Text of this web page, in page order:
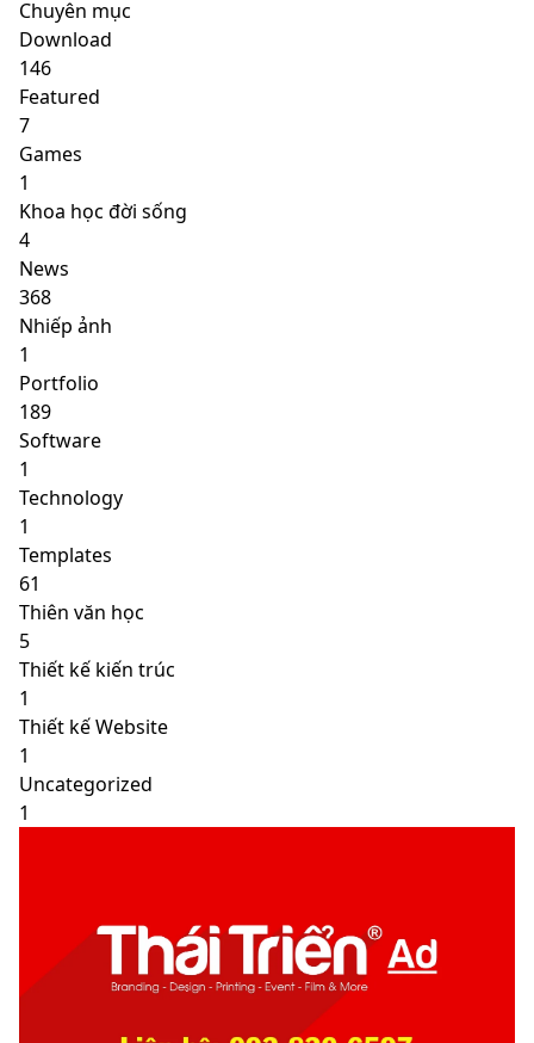
Chuyên mục
Download
146
Featured
7
Games
1
Khoa học đời sống
4
News
368
Nhiếp ảnh
1
Portfolio
189
Software
1
Technology
1
Templates
61
Thiên văn học
5
Thiết kế kiến trúc
1
Thiết kế Website
1
Uncategorized
1